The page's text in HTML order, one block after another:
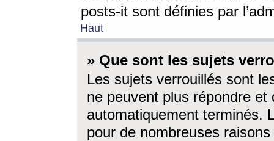
posts-it sont définies par
Haut
» Que sont les sujets
Les sujets verrouillés sont
ne peuvent plus répondre
automatiquement terminés.
pour de nombreuses